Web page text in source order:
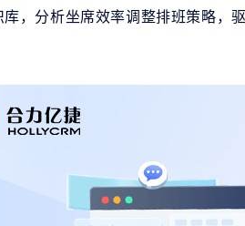
，分析坐席效率调整排班策略，